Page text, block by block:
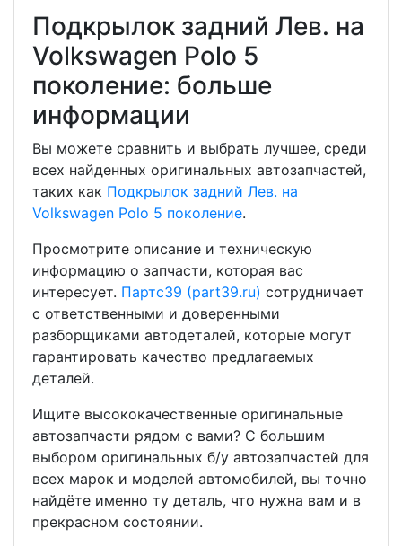
Подкрылок задний Лев. на
Volkswagen Polo 5
поколение: больше
информации
Вы можете сравнить и выбрать лучшее, среди
всех найденных оригинальных автозапчастей,
таких как Подкрылок задний Лев. на
Volkswagen Polo 5 поколение.
Просмотрите описание и техническую
информацию о запчасти, которая вас
интересует. Партс39 (part39.ru) сотрудничает
с ответственными и доверенными
разборщиками автодеталей, которые могут
гарантировать качество предлагаемых
деталей.
Ищите высококачественные оригинальные
автозапчасти рядом с вами? С большим
выбором оригинальных б/у автозапчастей для
всех марок и моделей автомобилей, вы точно
найдёте именно ту деталь, что нужна вам и в
прекрасном состоянии.